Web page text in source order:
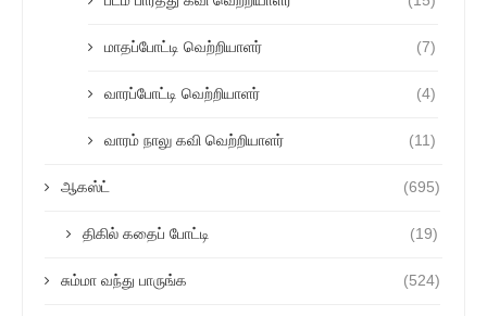
மாதப்போட்டி வெற்றியாளர் (7)
வாரப்போட்டி வெற்றியாளர் (4)
வாரம் நாலு கவி வெற்றியாளர் (11)
ஆகஸ்ட் (695)
திகில் கதைப் போட்டி (19)
சும்மா வந்து பாருங்க (524)